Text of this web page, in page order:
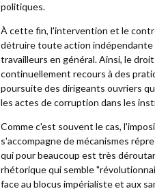
politiques.
À cette fin, l'intervention et le
détruire toute action indépendante
travailleurs en général. Ainsi, le
continuellement recours à des
poursuite des dirigeants ouvriers
les actes de corruption dans les
Comme c'est souvent le cas,
s'accompagne de mécanismes
qui pour beaucoup est très
rhétorique qui semble
face au blocus impérialiste et aux